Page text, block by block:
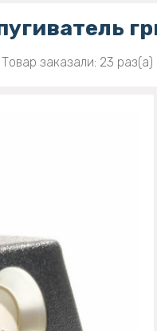
Товар заказали: 23 раз(а)